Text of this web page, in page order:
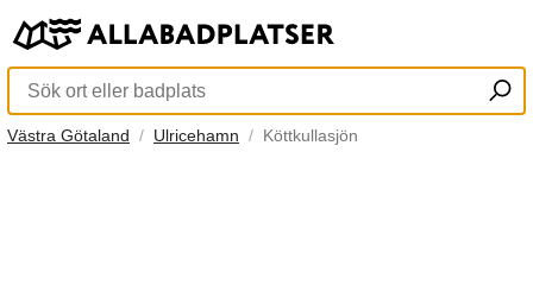
Västra Götaland Ulricehamn Köttkullasjön